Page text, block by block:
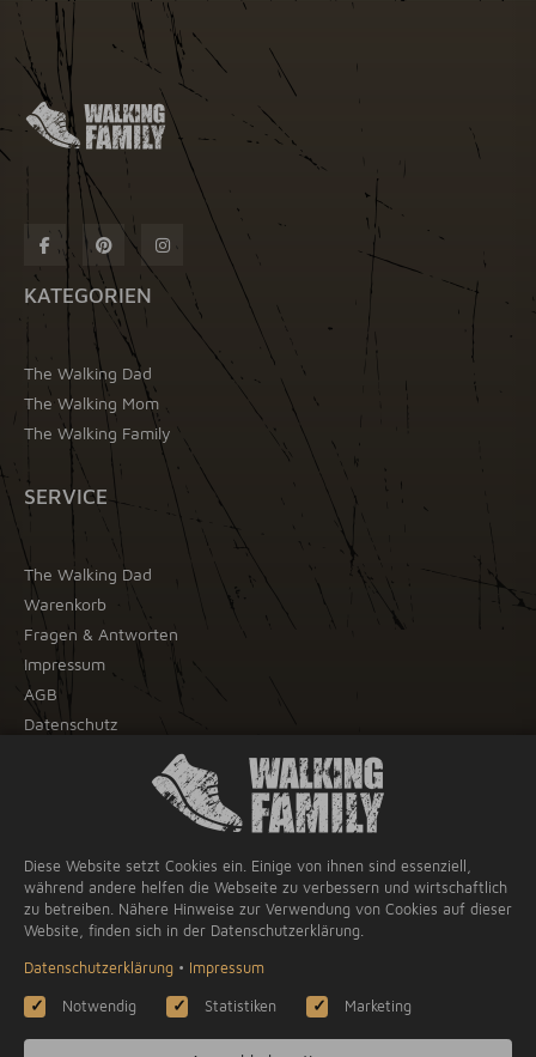
KATEGORIEN
The Walking Dad
The Walking Mom
The Walking Family
SERVICE
The Walking Dad
Warenkorb
Fragen & Antworten
Impressum
AGB
Datenschutz
WIR AKZEPTIEREN
PayPal
Kreditkarte
Vorkasse
Diese Website setzt Cookies ein. Einige von ihnen sind essenziell,
während andere helfen die Webseite zu verbessern und wirtschaftlich
zu betreiben. Nähere Hinweise zur Verwendung von Cookies auf dieser
Website, finden sich in der Datenschutzerklärung.
Datenschutzerklärung • Impressum
Notwendig Statistiken Marketing